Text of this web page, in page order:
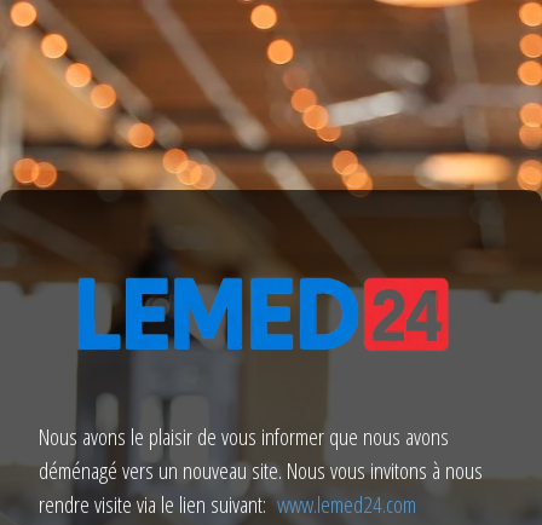
Nous avons le plaisir de vous informer que nous avons
déménagé vers un nouveau site. Nous vous invitons à nous
rendre visite via le lien suivant:www.lemed24.com